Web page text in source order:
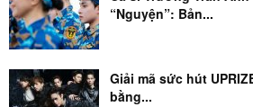
“Nguyện”: Bản...
Giải mã sức hút
bằng...